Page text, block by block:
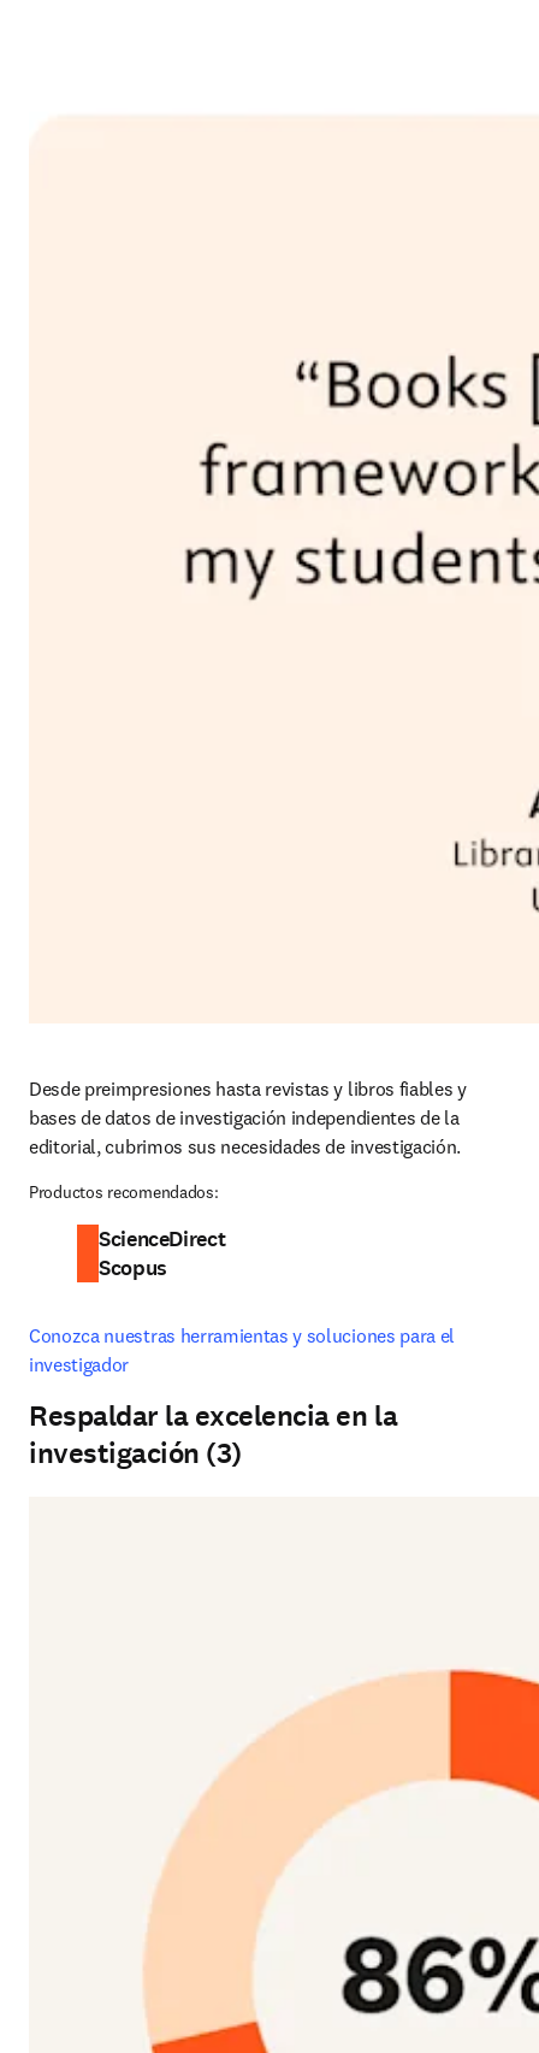
Desde preimpresiones hasta revistas y libros fiables y
bases de datos de investigación independientes de la
editorial, cubrimos sus necesidades de investigación.
Productos recomendados:
ScienceDirect
Scopus
Conozca nuestras herramientas y soluciones para el
investigador
Respaldar la excelencia en la
investigación (3)